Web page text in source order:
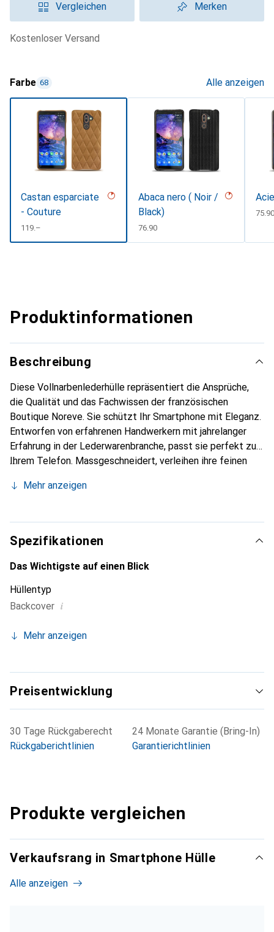
Vergleichen Merken
kostenloser Versand
Farbe 68 Alle anzeigen
Castan esparciate
- Couture
CHF
119.–
Abaca nero ( Noir /
Black)
CHF
76.90
CHF
Produktinformationen
Beschreibung
Diese Vollnarbenlederhülle repräsentiert die Ansprüche,
die Qualität und das Fachwissen der französischen
Boutique Noreve. Sie schützt Ihr Smartphone mit Eleganz.
Entworfen von erfahrenen Handwerkern mit jahrelanger
Erfahrung in der Lederwarenbranche, passt sie perfekt zu
Ihrem Telefon. Massgeschneidert, verleihen ihre feinen
und unverzichtbaren Accessoire für Ihr Smartphone.
die Marke Noreve eine zuverlässige Wahl für eine
anspruchsvolle Klientel.
Mehr anzeigen
Spezifikationen
Das Wichtigste auf einen Blick
Hüllentyp
Backcover i
Mehr anzeigen
Preisentwicklung
30 Tage Rückgaberecht
Rückgaberichtlinien
24 Monate Garantie (Bring-In)
Garantierichtlinien
Produkte vergleichen
Verkaufsrang in Smartphone Hülle
Alle anzeigen